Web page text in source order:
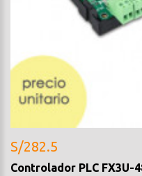
S/282.5
Controlador PLC FX3U-